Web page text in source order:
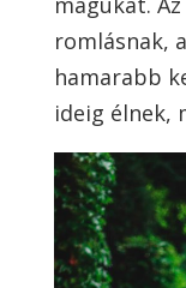
romlásnak,
hamarabb
ideig élnek,